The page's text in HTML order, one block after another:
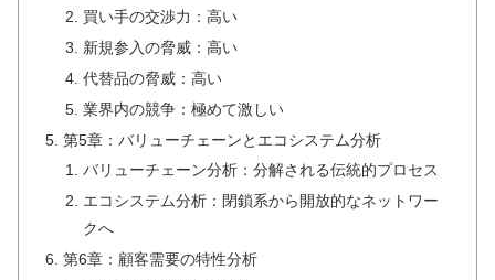
買い手の交渉力：高い
新規参入の脅威：高い
代替品の脅威：高い
業界内の競争：極めて激しい
第5章：バリューチェーンとエコシステム分析
バリューチェーン分析：分解される伝統的プロセス
エコシステム分析：閉鎖系から開放的なネットワー
クへ
第6章：顧客需要の特性分析